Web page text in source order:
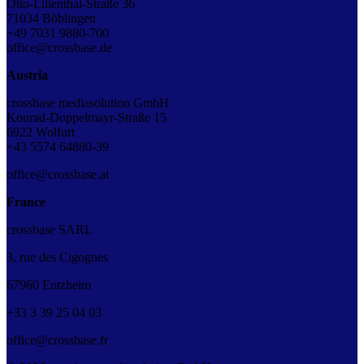
Otto-Lilienthal-Straße 36
71034 Böblingen
+49 7031 9880-700
office@crossbase.de
Austria
crossbase mediasolution GmbH
Konrad-Doppelmayr-Straße 15
6922 Wolfurt
+43 5574 64880-39
office@crossbase.at
France
crossbase SARL
3, rue des Cigognes
67960 Entzheim
+33 3 39 25 04 03
office@crossbase.fr